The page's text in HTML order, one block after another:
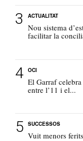
ACTUALITAT
Nou sistema
facilitar la
OCI
El Garraf
entre l’11 i el...
SUCCESSOS
Vuit menors